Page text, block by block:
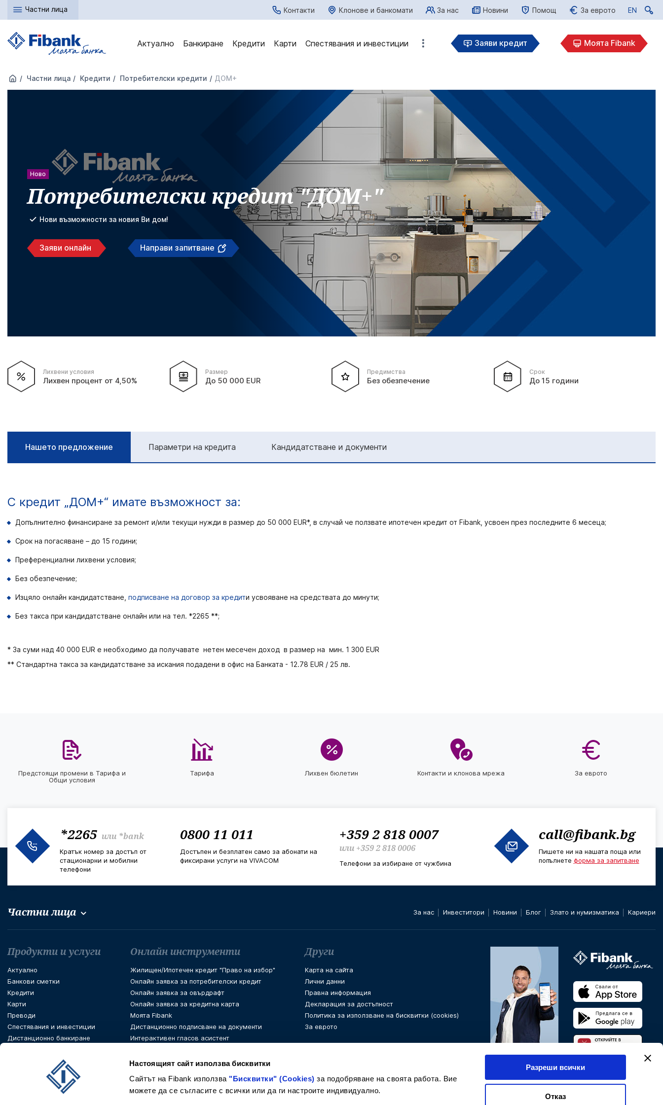
Настоящият сайт използва бисквитки
Сайтът на Fibank използва "Бисквитки" (Cookies) за подобряване на своята работа. Вие
можете да се съгласите с всички или да ги настроите индивидуално.
Разреши всички
Отказ
Частни лица Контакти Клонове и банкомати За нас Новини Помощ За еврото EN
EN
Актуално Банкиране Кредити Карти Спестявания и инвестиции Заяви кредит Моята Fibank
Частни лица Кредити Потребителски кредити ДОМ+
Ново
Потребителски кредит "ДОМ+"
Нови възможности за новия Ви дом!
Заяви онлайн Направи запитване
Лихвени условия
Лихвен процент от 4,50%
Размер
До 50 000 EUR
Предимства
Без обезпечение
Срок
До 15 години
Нашето предложение
С кредит „ДОМ+“ имате възможност за:
Допълнително финансиране за ремонт и/или текущи нужди в размер до 50 000 EUR*, в случай че ползвате ипотечен кредит от Fibank, усвоен през последните 6 месеца;
Срок на погасяване – до 15 години;
Преференциални лихвени условия;
Без обезпечение;
Изцяло онлайн кандидатстване, подписване на договор за кредити усвояване на средствата до минути;
Без такса при кандидатстване онлайн или на тел. *2265 **;
* За суми над 40 000 EUR е необходимо да получавате нетен месечен доход в размер на мин. 1 300 EUR
** Стандартна такса за кандидатстване за искания подадени в офис на Банката - 12.78 EUR / 25 лв.
Параметри на кредита Кандидатстване и документи
Предстоящи промени в Тарифа и
Общи условия
Тарифа Лихвен бюлетин Контакти и клонова мрежа За еврото
*2265 или *bank
Кратък номер за достъп от
стационарни и мобилни
телефони
0800 11 011
Достъпен и безплатен само за абонати на
фиксирани услуги на VIVACOM
+359 2 818 0007
или +359 2 818 0006
Телефони за избиране от чужбина
call@fibank.bg
Пишете ни на нашата поща или
попълнете форма за запитване
Частни лица За нас Инвеститори Новини Блог Злато и нумизматика Кариери
Футър навигация
Продукти и услуги
Актуално
Банкови сметки
Кредити
Карти
Преводи
Спестявания и инвестиции
Дистанционно банкиране
Онлайн инструменти
Жилищен/Ипотечен кредит "Право на избор"
Онлайн заявка за потребителски кредит
Онлайн заявка за овърдрафт
Онлайн заявка за кредитна карта
Моята Fibank
Дистанционно подписване на документи
Интерактивен гласов асистент
Други
Карта на сайта
Лични данни
Правна информация
Декларация за достъпност
Политика за използване на бисквитки (cookies)
За еврото
Банкирайте от всяка
точка на света.
Мобилно и онлайн